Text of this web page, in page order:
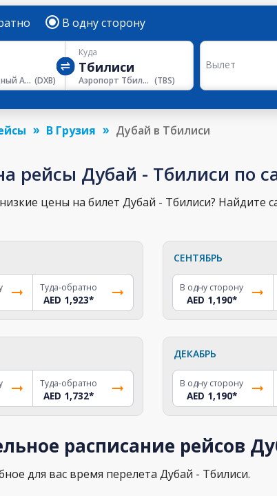
В одну сторону
Международный Аэропорт Дубая (DXB)
Куда
Аэропорт Тбилиси (TBS)
Вылет
В Грузия Дубай в Тбилиси
рейсы Дубай - Тбилиси по
цены на билет Дубай - Тбилиси? Найдите
Туда-обратно
AED 1,923*
СЕНТЯБРЬ
В одну сторону
AED 1,190*
Туда-обратно
AED 1,732*
ДЕКАБРЬ
В одну сторону
AED 1,190*
расписание рейсов
для вас время перелета Дубай - Тбилиси.